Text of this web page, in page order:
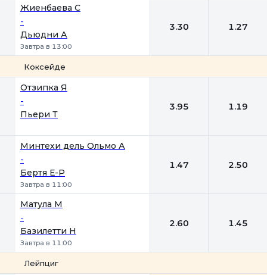
Жиенбаева C
-
Дьюдни А
Завтра в 13:00
3.30 1.27
Коксейде
Отзипка Я
-
Пьери Т
3.95 1.19
Минтехи дель Ольмо А
-
Бертя Е-Р
Завтра в 11:00
1.47 2.50
Матула М
-
Базилетти Н
Завтра в 11:00
2.60 1.45
Лейпциг